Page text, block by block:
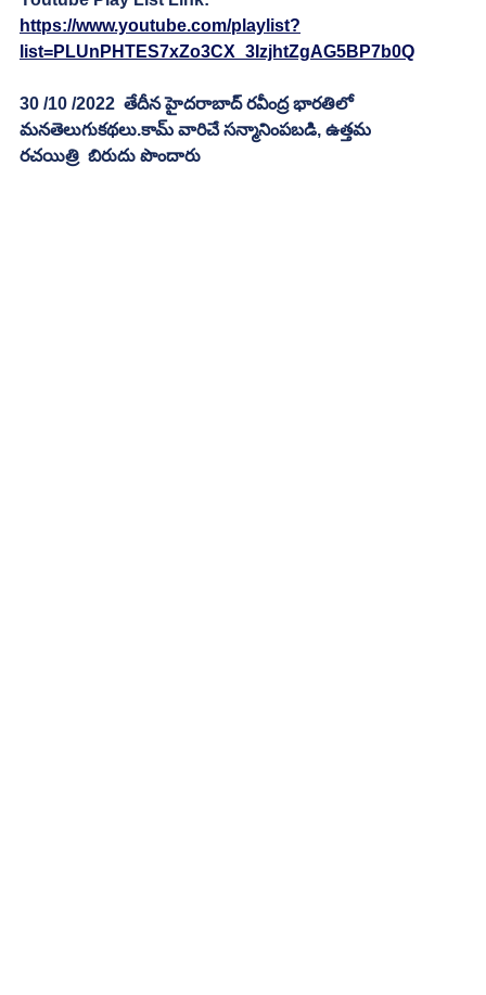
https://www.youtube.com/playlist?
list=PLUnPHTES7xZo3CX_3IzjhtZgAG5BP7b0Q
30 /10 /2022  తేదీన హైదరాబాద్ రవీంద్ర భారతిలో
మనతెలుగుకథలు.కామ్ వారిచే సన్మానింపబడి, ఉత్తమ
రచయిత్రి  బిరుదు పొందారు